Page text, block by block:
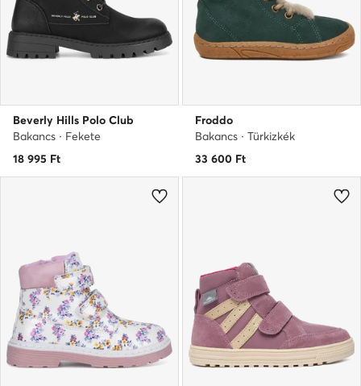
Beverly Hills Polo Club
Bakancs · Fekete
18 995 Ft
Froddo
Bakancs · Türkizkék
33 600 Ft